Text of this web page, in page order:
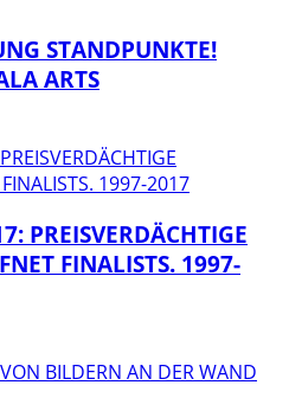
STANDPUNKTE!
ARTS
PREISVERDÄCHTIGE
FINALISTS. 1997-